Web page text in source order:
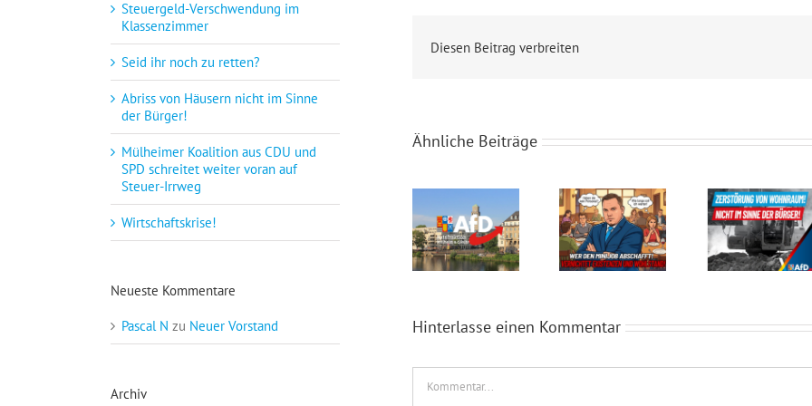
Diesen Beitrag verbreiten
Ähnliche Beiträge
Hinterlasse einen Kommentar
Steuergeld-Verschwendung im
Klassenzimmer
Seid ihr noch zu retten?
Abriss von Häusern nicht im Sinne
der Bürger!
Mülheimer Koalition aus CDU und
SPD schreitet weiter voran auf
Steuer-Irrweg
Wirtschaftskrise!
Neueste Kommentare
Pascal N zu Neuer Vorstand
Archiv